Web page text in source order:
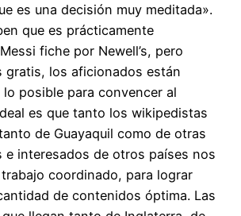
es una decisión muy meditada».
que es prácticamente
fiche por Newell’s, pero
gratis, los aficionados están
posible para convencer al
es que tanto los wikipedistas
de Guayaquil como de otras
e interesados de otros países nos
coordinado, para lograr
de contenidos óptima. Las